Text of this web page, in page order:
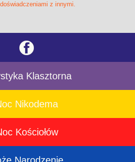
z innymi.
Klasztorna
Nikodema
Kościołów